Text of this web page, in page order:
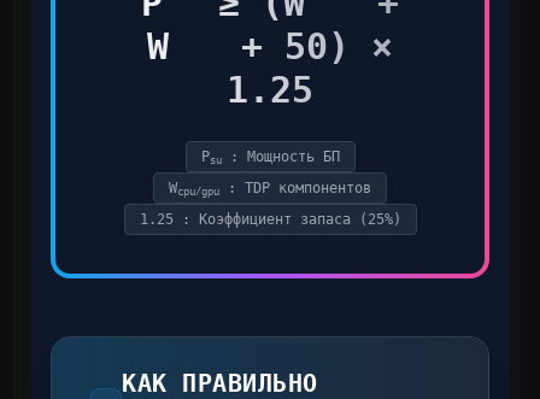
W
+ 50) ×
1.25
Psu: Мощность БП
Wcpu/gpu
: TDP компонентов
1.25 : Коэффициент запаса (25%)
КАК ПРАВИЛЬНО